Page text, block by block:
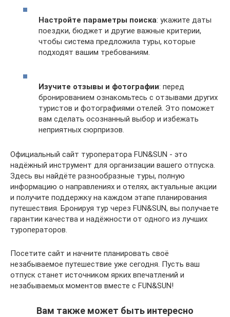
Настройте параметры поиска: укажите даты
поездки, бюджет и другие важные критерии,
чтобы система предложила туры, которые
подходят вашим требованиям.
Изучите отзывы и фотографии: перед
бронированием ознакомьтесь с отзывами других
туристов и фотографиями отелей. Это поможет
вам сделать осознанный выбор и избежать
неприятных сюрпризов.
Официальный сайт туроператора FUN&SUN - это
надёжный инструмент для организации вашего отпуска.
Здесь вы найдёте разнообразные туры, полную
информацию о направлениях и отелях, актуальные акции
и получите поддержку на каждом этапе планирования
путешествия. Бронируя тур через FUN&SUN, вы получаете
гарантии качества и надёжности от одного из лучших
туроператоров.
Посетите сайт и начните планировать своё
незабываемое путешествие уже сегодня. Пусть ваш
отпуск станет источником ярких впечатлений и
незабываемых моментов вместе с FUN&SUN!
Вам также может быть интересно